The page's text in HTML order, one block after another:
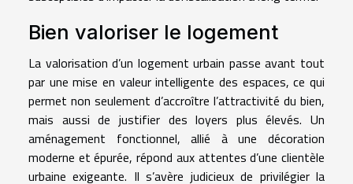
Bien valoriser le logement
La valorisation d’un logement urbain passe avant tout
par une mise en valeur intelligente des espaces, ce qui
permet non seulement d’accroître l’attractivité du bien,
mais aussi de justifier des loyers plus élevés. Un
aménagement fonctionnel, allié à une décoration
moderne et épurée, répond aux attentes d’une clientèle
urbaine exigeante. Il s’avère judicieux de privilégier la